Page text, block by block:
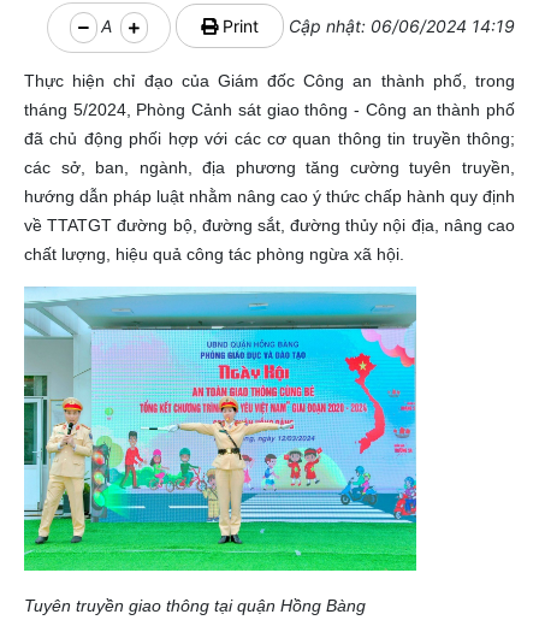
A Print Cập nhật: 06/06/2024 14:19
Thực hiện chỉ đạo của Giám đốc Công an thành phố, trong
tháng 5/2024, Phòng Cảnh sát giao thông - Công an thành phố
đã chủ động phối hợp với các cơ quan thông tin truyền thông;
các sở, ban, ngành, địa phương tăng cường tuyên truyền,
hướng dẫn pháp luật nhằm nâng cao ý thức chấp hành quy định
về TTATGT đường bộ, đường sắt, đường thủy nội địa, nâng cao
chất lượng, hiệu quả công tác phòng ngừa xã hội.
Tuyên truyền giao thông tại quận Hồng Bàng